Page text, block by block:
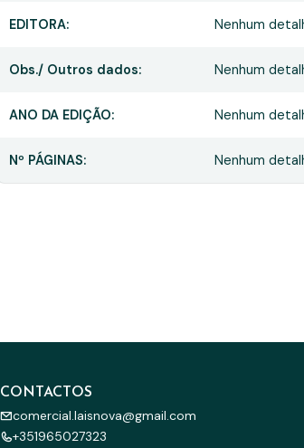
EDITORA: Nenhum
Obs./ Outros dados: Nenhum
ANO DA EDIÇÃO: Nenhum
Nº PÁGINAS: Nenhum
CONTACTOS
comercial.laisnova@gmail.com
+351965027323